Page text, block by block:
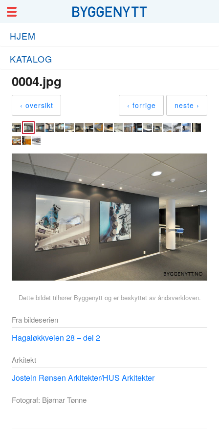
HJEM
KATALOG
0004.jpg
‹ oversikt ‹ forrige neste ›
Dette bildet tilhører Byggenytt og er beskyttet av åndsverkloven.
Fra bildeserien
Hagaløkkveien 28 – del 2
Arkitekt
Jostein Rønsen Arkitekter/HUS Arkitekter
Fotograf: Bjørnar Tønne